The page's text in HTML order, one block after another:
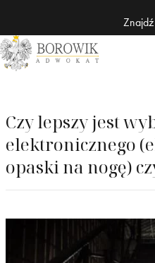
ADWOKAT
Wojciech
Czy lepszy jest
elektronicznego
opaski na nogę)